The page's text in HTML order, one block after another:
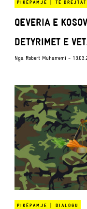
PIKËPAMJE | TË
QEVERIA E
DETYRIMET E
Nga Robert Muharremi -
PIKËPAMJE | DIALOGU